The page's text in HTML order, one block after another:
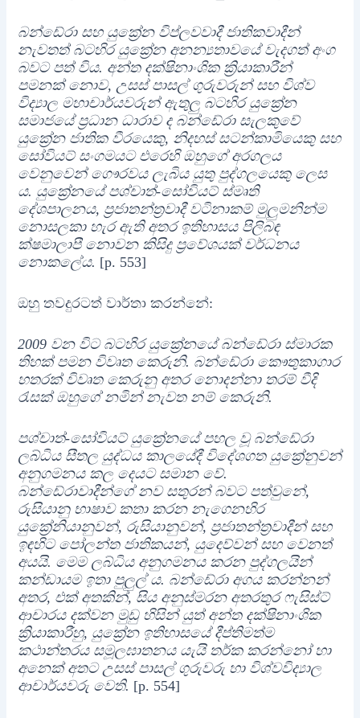
බන්ඩේරා සහ යුක්‍රේන විප්ලවවාදී ජාතිකවාදීන්
නැවතත් බටහිර යුක්‍රේන අනන්‍යතාවයේ වැදගත් අංග
බවට පත් විය. අන්ත දක්ෂිනාංශික ක්‍රියාකාරීන්
පමනක් නොව, උසස් පාසල් ගුරුවරුන් සහ විශ්ව
විද්‍යාල මහාචාර්යවරුන් ඇතුලු බටහිර යුක්‍රේන
සමාජයේ ප්‍රධාන ධාරාව ද බන්ඩේරා සැලකුවේ
යුක්‍රේන ජාතික වීරයෙකු, නිදහස් සටන්කාමියෙකු සහ
සෝවියට් සංගමයට එරෙහි ඔහුගේ අරගලය
වෙනුවෙන් ගෞරවය ලැබිය යුතු පුද්ගලයෙකු ලෙස
ය. යුක්‍රේනයේ පශ්චාත්-සෝවියට් ස්මෘති
දේශපාලනය, ප්‍රජාතන්ත්‍රවාදී වටිනාකම් මුලුමනින්ම
නොසලකා හැර ඇති අතර ඉතිහාසය පිලිබඳ
ක්ෂමාලාපී නොවන කිසිදු ප්‍රවේශයක් වර්ධනය
නොකලේය. [p. 553]
ඔහු තවදුරටත් වාර්තා කරන්නේ:
2009 වන විට බටහිර යුක්‍රේනයේ බන්ඩේරා ස්මාරක
තිහක් පමන විවෘත කෙරුනි. බන්ඩේරා කෞතුකාගාර
හතරක් විවෘත කෙරුනු අතර නොදන්නා තරම් වීදි
රැසක් ඔහුගේ නමින් නැවත නම් කෙරුනි.
පශ්චාත්-සෝවියට් යුක්‍රේනයේ පහල වූ බන්ඩේරා
ලබ්ධිය සීතල යුද්ධය කාලයේදී විදේශගත යුක්‍රේනුවන්
අනුගමනය කල දෙයට සමාන වේ.
බන්ඩේරාවාදීන්ගේ නව සතුරන් බවට පත්වුනේ,
රුසියානු භාෂාව කතා කරන නැගෙනහිර
යුක්‍රේනියානුවන්, රුසියානුවන්, ප්‍රජාතන්ත්‍රවාදීන් සහ
ඉඳහිට පෝලන්ත ජාතිකයන්, යුදෙව්වන් සහ වෙනත්
අයයි. මෙම ලබ්ධිය අනුගමනය කරන පුද්ගලයින්
කන්ඩායම ඉතා පුලුල් ය. බන්ඩේරා අගය කරන්නන්
අතර, එක් අතකින්, සිය අනුස්මරන අතරතුර ෆැසිස්ට්
ආචාරය දක්වන මුඩු හිසින් යුත් අන්ත දක්ෂිනාංශික
ක්‍රියාකාරීහු, යුක්‍රේන ඉතිහාසයේ දීප්තිමත්ම
කථාන්තරය සමූලඝාතනය යැයි තර්ක කරන්නෝ හා
අනෙක් අතට උසස් පාසල් ගුරුවරු හා විශ්වවිද්‍යාල
ආචාර්යවරු වෙති. [p. 554]